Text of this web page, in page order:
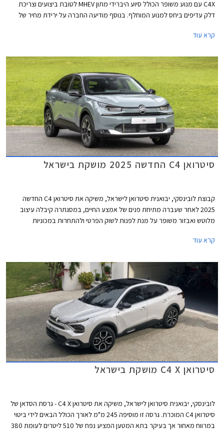
C4X עם מנוע משופר הכולל סיוע היברידי מתון MHEV לטובת ביצועים וצריכת
דלק עדיפים ביחס למנוע המוחלף. בנוסף מודיעה החברה על ירידת מחיר של
תחילתה של מגמת ירידת מחירים בשוק.
קרא עוד
סיטרואן C4 החדשה 2025 מושקת בישראל
קבוצת לובינסקי, יבואנית סיטרואן לישראל, משיקה את סיטרואן C4 החדשה
2025 לאחר שעברה מתיחת פנים של אמצע החיים, במסגתרה קיבלה עיצוב
מלוטש ואבזור משופר על מנת לפנות לשוק הפרטי ולהתחרות במכוניות
קרא עוד
סיטרואן C4 X מושקת בישראל
לובינסקי, יבואנית סיטרואן לישראל, משיקה את סיטרואן C4 X - גרסת הסדאן של
סיטרואן C4 המוכרת. גרסה זו מוסיפה 245 מ"מ לאורך הכולל הבאים לידי ביטוי
במרווח מאחור אך בעיקר בתא המטען המציע נפח של 510 ליטרים לעומת 380